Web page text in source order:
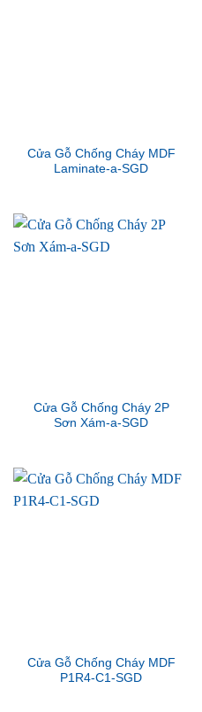
Cửa Gỗ Chống Cháy MDF
Laminate-a-SGD
Cửa Gỗ Chống Cháy 2P
Sơn Xám-a-SGD
Cửa Gỗ Chống Cháy MDF
P1R4-C1-SGD